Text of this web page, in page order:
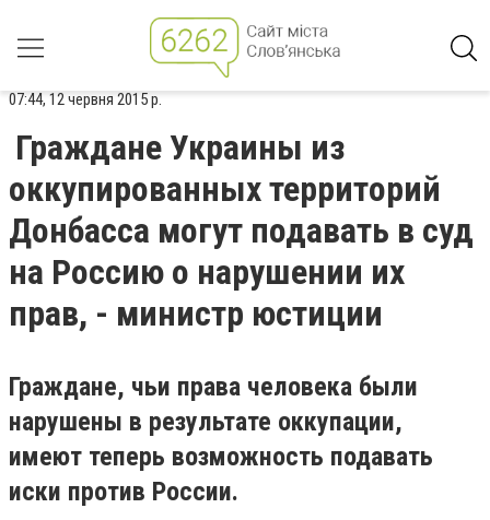
07:44, 12 червня 2015 р.
Граждане Украины из
оккупированных территорий
Донбасса могут подавать в суд
на Россию о нарушении их
прав, - министр юстиции
Граждане, чьи права человека были
нарушены в результате оккупации,
имеют теперь возможность подавать
иски против России.